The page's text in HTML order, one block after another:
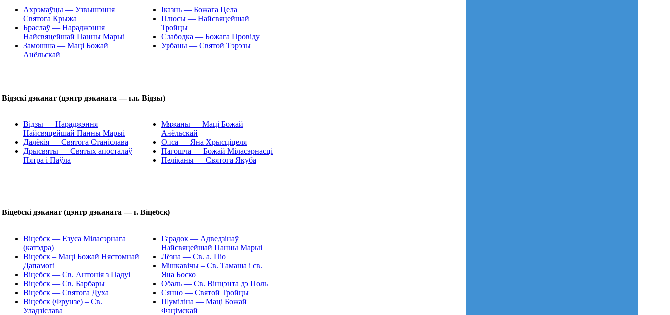
Ахрэмаўцы — Узвышэння
Святога Крыжа
Браслаў — Нараджэння
Найсвяцейшай Панны Марыі
Замошша — Маці Божай
Анёльскай
Іказнь — Божага Цела
Плюсы — Найсвяцейшай
Тройцы
Слабодка — Божага Провіду
Урбаны — Святой Тэрэзы
Відзcкі дэканат (цэнтр дэканата — г.п. Відзы)
Відзы — Нараджэння
Найсвяцейшай Панны Марыі
Далёкія — Святога Станіслава
Дрысвяты — Святых апосталаў
Пятра і Паўла
Мяжаны — Маці Божай
Анёльскай
Опса — Яна Хрысціцеля
Пагошча — Божай Міласэрнасці
Пеліканы — Святога Якуба
Віцебскі дэканат (цэнтр дэканата — г. Віцебск)
Віцебск — Езуса Міласэрнага
(катэдра)
Віцебск – Маці Божай Нястомнай
Дапамогі
Віцебск — Св. Антонія з Падуі
Віцебск — Св. Барбары
Віцебск — Святога Духа
Віцебск (Фрунзе) – Св.
Уладзіслава
Гарадок — Адведзінаў
Найсвяцейшай Панны Марыі
Лёзна — Св. а. Піо
Мішкавічы – Св. Тамаша i св.
Яна Боско
Обаль — Св. Вінцэнта дэ Поль
Сянно — Святой Тройцы
Шуміліна — Маці Божай
Фацімскай